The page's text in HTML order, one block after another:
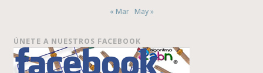
« Mar May »
ÚNETE A NUESTROS FACEBOOK